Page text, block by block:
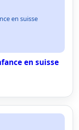
en suisse
en suisse